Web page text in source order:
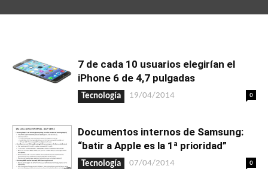
7 de cada 10 usuarios elegirían el
iPhone 6 de 4,7 pulgadas
Tecnología 19/04/2014 0
Documentos internos de Samsung:
“batir a Apple es la 1ª prioridad”
Tecnología 07/04/2014 0